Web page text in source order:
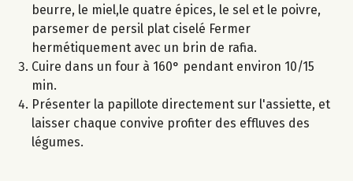
beurre, le miel,le quatre épices, le sel et le poivre,
parsemer de persil plat ciselé Fermer
hermétiquement avec un brin de rafia.
Cuire dans un four à 160° pendant environ 10/15
min.
Présenter la papillote directement sur l'assiette, et
laisser chaque convive profiter des effluves des
légumes.